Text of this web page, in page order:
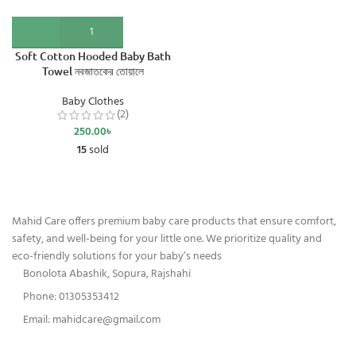
Soft Cotton Hooded Baby Bath
Towel নবজাতকের তোয়ালে
Baby Clothes
(2)
250.00৳
15sold
Mahid Care offers premium baby care products that ensure comfort,
safety, and well-being for your little one. We prioritize quality and
eco-friendly solutions for your baby’s needs
Bonolota Abashik, Sopura, Rajshahi
Phone: 01305353412
Email:mahidcare@gmail.com